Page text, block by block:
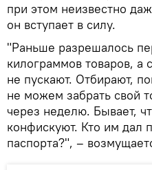
при этом неизвестно
он вступает в силу.
"Раньше разрешалось
килограммов товаров, а
не пускают. Отбирают,
не можем забрать свой
через неделю. Бывает,
конфискуют. Кто им дал
паспорта?", –